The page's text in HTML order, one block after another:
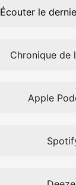
Écouter le
Chronique de
Apple